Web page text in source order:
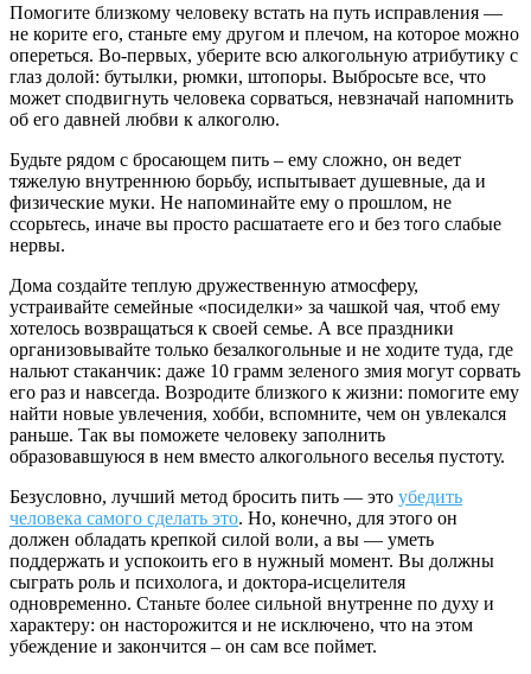
Помогите близкому человеку встать на путь исправления —
не корите его, станьте ему другом и плечом, на которое можно
опереться. Во-первых, уберите всю алкогольную атрибутику с
глаз долой: бутылки, рюмки, штопоры. Выбросьте все, что
может сподвигнуть человека сорваться, невзначай напомнить
об его давней любви к алкоголю.
Будьте рядом с бросающем пить – ему сложно, он ведет
тяжелую внутреннюю борьбу, испытывает душевные, да и
физические муки. Не напоминайте ему о прошлом, не
ссорьтесь, иначе вы просто расшатаете его и без того слабые
нервы.
Дома создайте теплую дружественную атмосферу,
устраивайте семейные «посиделки» за чашкой чая, чтоб ему
хотелось возвращаться к своей семье. А все праздники
организовывайте только безалкогольные и не ходите туда, где
нальют стаканчик: даже 10 грамм зеленого змия могут сорвать
его раз и навсегда. Возродите близкого к жизни: помогите ему
найти новые увлечения, хобби, вспомните, чем он увлекался
раньше. Так вы поможете человеку заполнить
образовавшуюся в нем вместо алкогольного веселья пустоту.
Безусловно, лучший метод бросить пить — это убедить
человека самого сделать это. Но, конечно, для этого он
должен обладать крепкой силой воли, а вы — уметь
поддержать и успокоить его в нужный момент. Вы должны
сыграть роль и психолога, и доктора-исцелителя
одновременно. Станьте более сильной внутренне по духу и
характеру: он насторожится и не исключено, что на этом
убеждение и закончится – он сам все поймет.